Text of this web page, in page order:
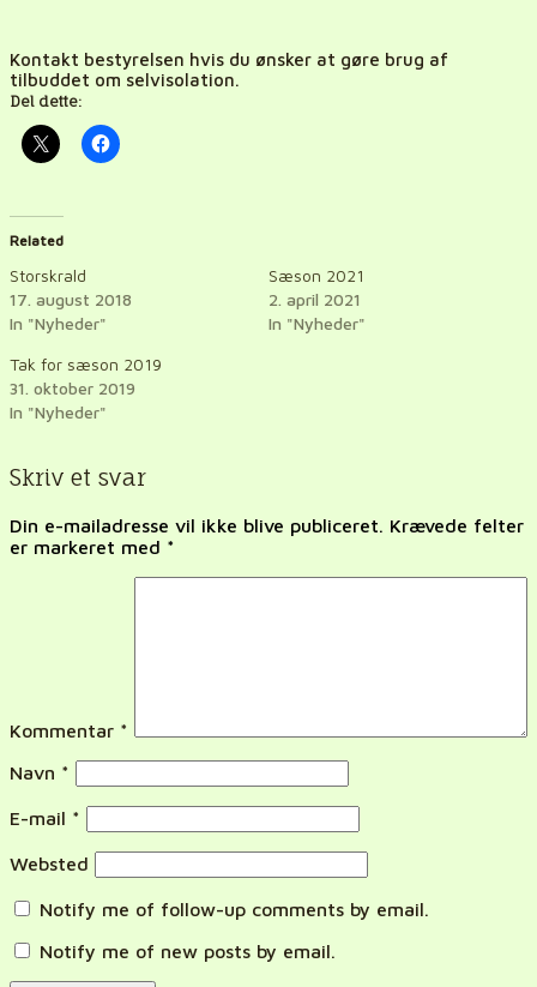
Kontakt bestyrelsen hvis du ønsker at gøre brug af
tilbuddet om selvisolation.
Del dette:
Related
Storskrald
17. august 2018
In "Nyheder"
Sæson 2021
2. april 2021
In "Nyheder"
Tak for sæson 2019
31. oktober 2019
In "Nyheder"
Skriv et svar
Din e-mailadresse vil ikke blive publiceret. Krævede felter
er markeret med *
Kommentar *
Navn *
E-mail *
Websted
Notify me of follow-up comments by email.
Notify me of new posts by email.